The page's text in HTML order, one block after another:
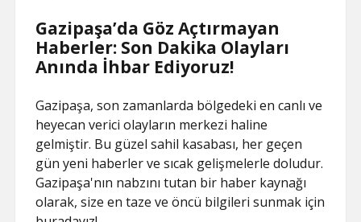
Gazipaşa’da Göz Açtırmayan
Haberler: Son Dakika Olayları
Anında İhbar Ediyoruz!
Gazipaşa, son zamanlarda bölgedeki en canlı ve
heyecan verici olayların merkezi haline
gelmiştir. Bu güzel sahil kasabası, her geçen
gün yeni haberler ve sıcak gelişmelerle doludur.
Gazipaşa'nın nabzını tutan bir haber kaynağı
olarak, size en taze ve öncü bilgileri sunmak için